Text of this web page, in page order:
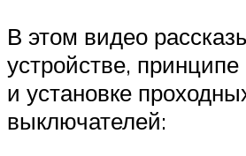
В этом видео
устройстве,
и установке
выключателей: